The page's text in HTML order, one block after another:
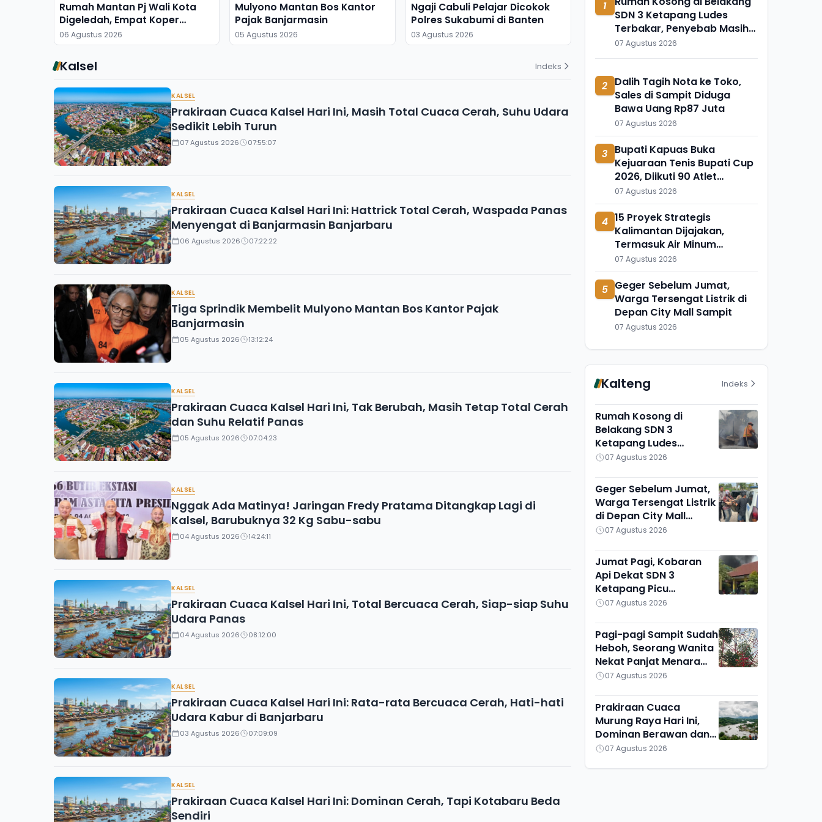
Rumah Mantan Pj Wali Kota
Digeledah, Empat Koper
Dibawa
06 Agustus 2026
Mulyono Mantan Bos Kantor
Pajak Banjarmasin
05 Agustus 2026
Ngaji Cabuli Pelajar Dicokok
Polres Sukabumi di Banten
03 Agustus 2026
Meninggal Mendadak, Ada
31 Juli 2026
Kalsel Indeks
KALSEL
Prakiraan Cuaca Kalsel Hari Ini, Masih Total Cuaca Cerah, Suhu Udara
Sedikit Lebih Turun
07 Agustus 2026 07:55:07
KALSEL
Prakiraan Cuaca Kalsel Hari Ini: Hattrick Total Cerah, Waspada Panas
Menyengat di Banjarmasin Banjarbaru
06 Agustus 2026 07:22:22
KALSEL
Tiga Sprindik Membelit Mulyono Mantan Bos Kantor Pajak
Banjarmasin
05 Agustus 2026 13:12:24
KALSEL
Prakiraan Cuaca Kalsel Hari Ini, Tak Berubah, Masih Tetap Total Cerah
dan Suhu Relatif Panas
05 Agustus 2026 07:04:23
KALSEL
Nggak Ada Matinya! Jaringan Fredy Pratama Ditangkap Lagi di
Kalsel, Barubuknya 32 Kg Sabu-sabu
04 Agustus 2026 14:24:11
KALSEL
Prakiraan Cuaca Kalsel Hari Ini, Total Bercuaca Cerah, Siap-siap Suhu
Udara Panas
04 Agustus 2026 08:12:00
KALSEL
Prakiraan Cuaca Kalsel Hari Ini: Rata-rata Bercuaca Cerah, Hati-hati
Udara Kabur di Banjarbaru
03 Agustus 2026 07:09:09
KALSEL
Prakiraan Cuaca Kalsel Hari Ini: Dominan Cerah, Tapi Kotabaru Beda
Sendiri
1
SDN 3 Ketapang Ludes
Terbakar, Penyebab Masih
Diselidiki
07 Agustus 2026
2 Dalih Tagih Nota ke Toko,
Sales di Sampit Diduga
Bawa Uang Rp87 Juta
07 Agustus 2026
3 Bupati Kapuas Buka
Kejuaraan Tenis Bupati Cup
2026, Diikuti 90 Atlet
Kalteng dan Kalsel
07 Agustus 2026
4 15 Proyek Strategis
Kalimantan Dijajakan,
Termasuk Air Minum
Sepaku-Semoi dan Energi
Sampah Palangka Raya
07 Agustus 2026
5 Geger Sebelum Jumat,
Warga Tersengat Listrik di
Depan City Mall Sampit
07 Agustus 2026
Kalteng Indeks
Rumah Kosong di
Belakang SDN 3
Ketapang Ludes
Terbakar, Penyebab
07 Agustus 2026
Geger Sebelum Jumat,
Warga Tersengat Listrik
di Depan City Mall
Sampit
07 Agustus 2026
Jumat Pagi, Kobaran
Api Dekat SDN 3
Ketapang Picu
Kepanikan Siswa
07 Agustus 2026
Pagi-pagi Sampit Sudah
Heboh, Seorang Wanita
Nekat Panjat Menara
TVRI, Mau Apa?
07 Agustus 2026
Prakiraan Cuaca
Murung Raya Hari Ini,
Dominan Berawan dan
Cerah, Seribu Riam
07 Agustus 2026